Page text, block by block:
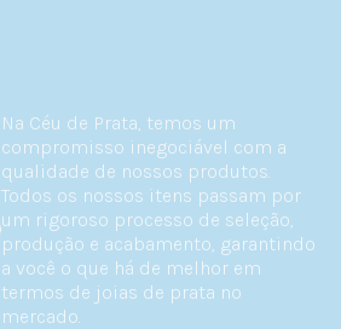
Na Céu de Prata, temos um
compromisso inegociável com a
qualidade de nossos produtos.
Todos os nossos itens passam por
um rigoroso processo de seleção,
produção e acabamento, garantindo
a você o que há de melhor em
termos de joias de prata no
mercado.